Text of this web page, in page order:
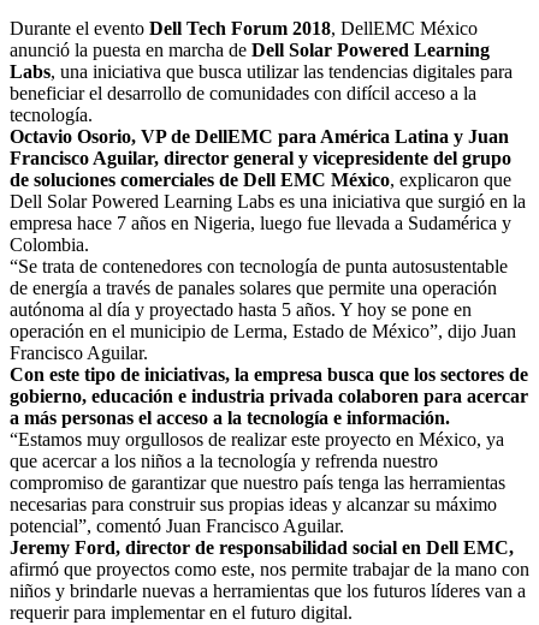
Durante el evento Dell Tech Forum 2018, DellEMC México
anunció la puesta en marcha de Dell Solar Powered Learning
Labs, una iniciativa que busca utilizar las tendencias digitales para
beneficiar el desarrollo de comunidades con difícil acceso a la
tecnología.
Octavio Osorio, VP de DellEMC para América Latina y Juan
Francisco Aguilar, director general y vicepresidente del grupo
de soluciones comerciales de Dell EMC México, explicaron que
Dell Solar Powered Learning Labs es una iniciativa que surgió en la
empresa hace 7 años en Nigeria, luego fue llevada a Sudamérica y
Colombia.
“Se trata de contenedores con tecnología de punta autosustentable
de energía a través de panales solares que permite una operación
autónoma al día y proyectado hasta 5 años. Y hoy se pone en
operación en el municipio de Lerma, Estado de México”, dijo Juan
Francisco Aguilar.
Con este tipo de iniciativas, la empresa busca que los sectores de
gobierno, educación e industria privada colaboren para acercar
a más personas el acceso a la tecnología e información.
“Estamos muy orgullosos de realizar este proyecto en México, ya
que acercar a los niños a la tecnología y refrenda nuestro
compromiso de garantizar que nuestro país tenga las herramientas
necesarias para construir sus propias ideas y alcanzar su máximo
potencial”, comentó Juan Francisco Aguilar.
Jeremy Ford, director de responsabilidad social en Dell EMC,
afirmó que proyectos como este, nos permite trabajar de la mano con
niños y brindarle nuevas a herramientas que los futuros líderes van a
requerir para implementar en el futuro digital.